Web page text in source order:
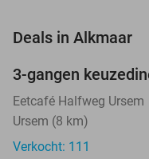
Deals in Alkmaar
3-gangen
Eetcafé Halfweg Ursem
Ursem (8 km)
Verkocht: 111